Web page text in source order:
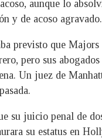
aunque lo
y de acoso agravado.
previsto que Majors
pero sus
Un juez de
su juicio penal de
su estatus en